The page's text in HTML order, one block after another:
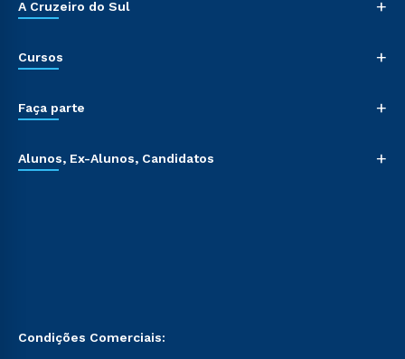
A Cruzeiro do Sul +
Cursos +
Faça parte +
Alunos, Ex-Alunos, Candidatos +
Condições Comerciais: